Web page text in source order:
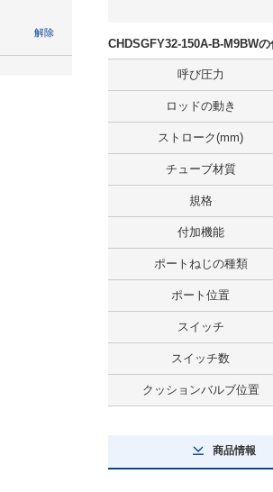
解除
CHDSGFY32-150A-B-M9BW
呼び圧力
ロッドの動き
ストローク(mm)
チューブ材質
規格
付加機能
ポートねじの種類
ポート位置
スイッチ
スイッチ数
クッションバルブ位置
商品情報